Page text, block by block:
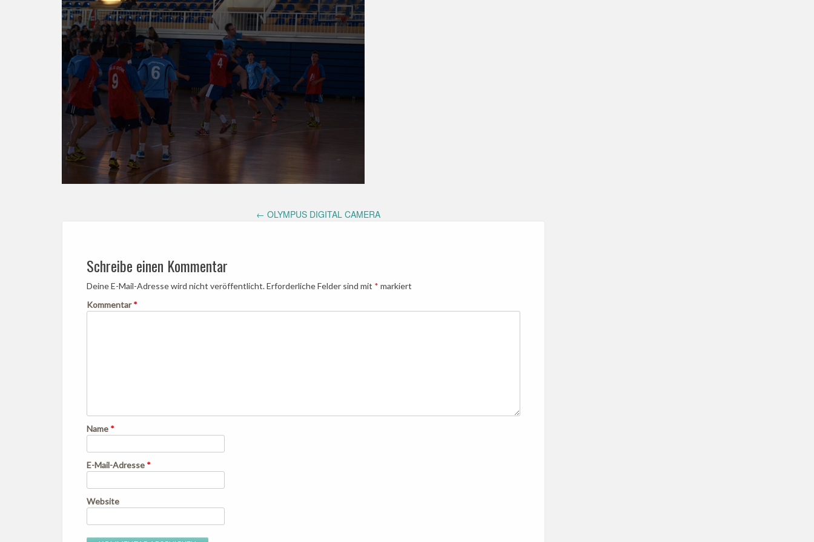
Post ← OLYMPUS DIGITAL CAMERA
Schreibe einen Kommentar
Deine E-Mail-Adresse wird nicht veröffentlicht.Erforderliche Felder sind mit * markiert
Kommentar*
Name *
E-Mail-Adresse *
Website